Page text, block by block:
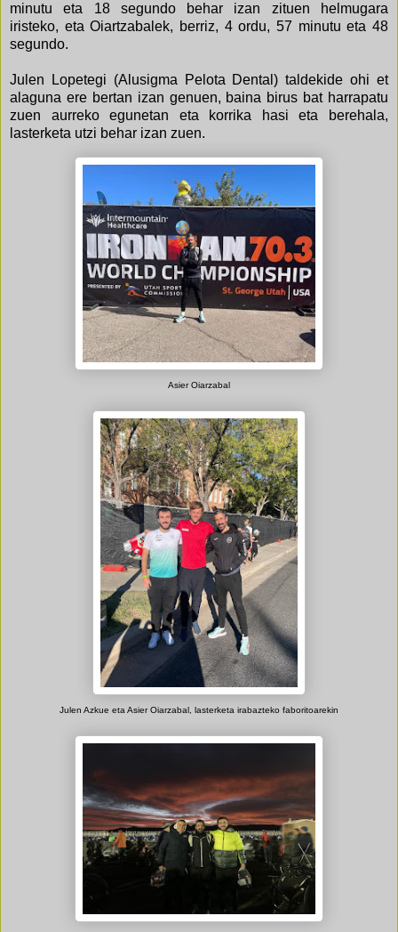
minutu eta 18 segundo behar izan zituen helmugara
iristeko, eta Oiartzabalek, berriz, 4 ordu, 57 minutu eta 48
segundo.
Julen Lopetegi (Alusigma Pelota Dental) taldekide ohi et
alaguna ere bertan izan genuen, baina birus bat harrapatu
zuen aurreko egunetan eta korrika hasi eta berehala,
lasterketa utzi behar izan zuen.
Asier Oiarzabal
Julen Azkue eta Asier Oiarzabal, lasterketa irabazteko faboritoarekin